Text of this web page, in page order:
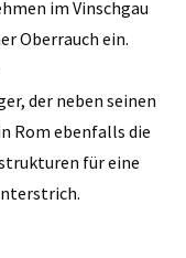
im Vinschgau
Oberrauch ein.
der neben seinen
Rom ebenfalls die
für eine